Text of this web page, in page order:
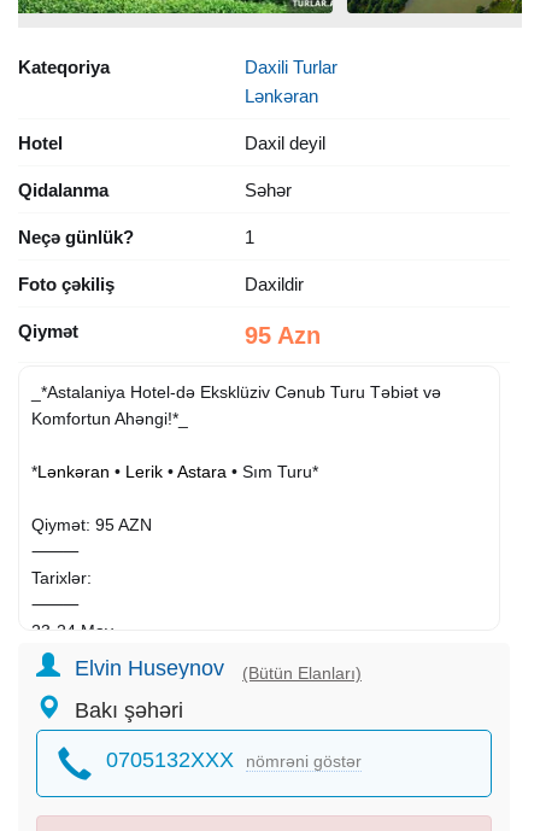
Kateqoriya
Daxili Turlar
Lənkəran
Hotel Daxil deyil
Qidalanma Səhər
Neçə günlük? 1
Foto çəkiliş Daxildir
Qiymət 95 Azn
_*Astalaniya Hotel-də Eksklüziv Cənub Turu Təbiət və
Komfortun Ahəngi!*_
*Lənkəran • Lerik •Astara • Sım Turu*
Qiymət: 95 AZN
⸻
Tarixlər:
⸻
23-24 May
27-28 May
28-29 May
29-30 May
⸻
TURA DAXİLDİR:
➠ VIP nəqliyyat
➠ 2 dəfə səhər yeməyi
Elvin Huseynov (Bütün Elanları)
Bakı şəhəri
0705132XXX nömrəni göstər